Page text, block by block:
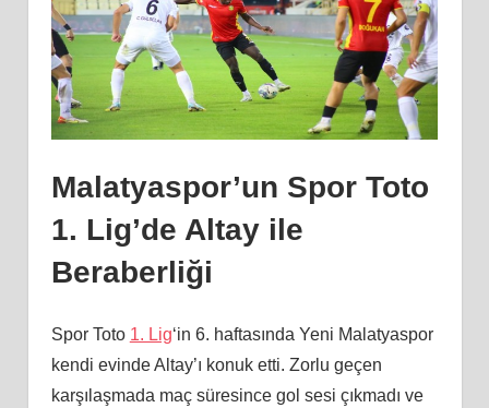
Malatyaspor’un Spor Toto
1. Lig’de Altay ile
Beraberliği
Spor Toto 1. Lig‘in 6. haftasında Yeni Malatyaspor
kendi evinde Altay’ı konuk etti. Zorlu geçen
karşılaşmada maç süresince gol sesi çıkmadı ve